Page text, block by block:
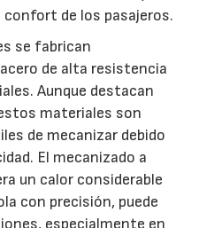
de los pasajeros.
se fabrican
de alta resistencia
Aunque destacan
materiales son
de mecanizar debido
El mecanizado a
un calor considerable
con precisión, puede
especialmente en